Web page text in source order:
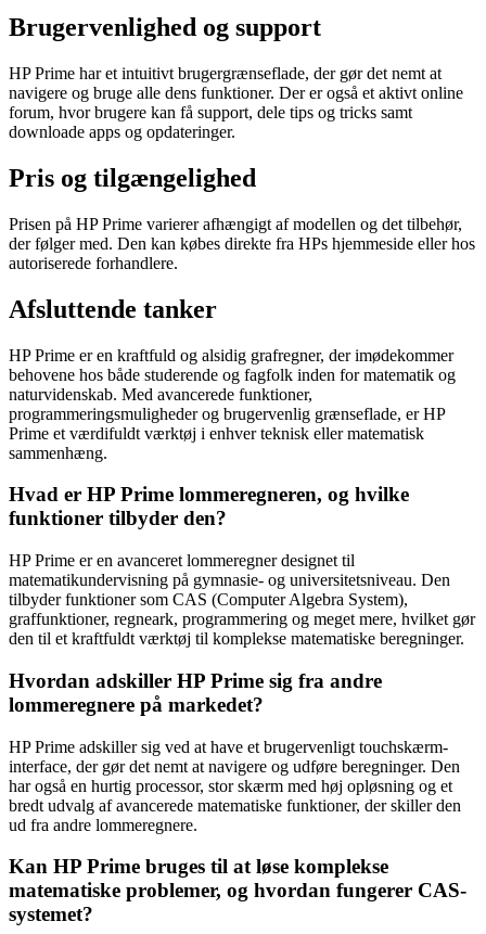
Brugervenlighed og support
HP Prime har et intuitivt brugergrænseflade, der gør det nemt at
navigere og bruge alle dens funktioner. Der er også et aktivt online
forum, hvor brugere kan få support, dele tips og tricks samt
downloade apps og opdateringer.
Pris og tilgængelighed
Prisen på HP Prime varierer afhængigt af modellen og det tilbehør,
der følger med. Den kan købes direkte fra HPs hjemmeside eller hos
autoriserede forhandlere.
Afsluttende tanker
HP Prime er en kraftfuld og alsidig grafregner, der imødekommer
behovene hos både studerende og fagfolk inden for matematik og
naturvidenskab. Med avancerede funktioner,
programmeringsmuligheder og brugervenlig grænseflade, er HP
Prime et værdifuldt værktøj i enhver teknisk eller matematisk
sammenhæng.
Hvad er HP Prime lommeregneren, og hvilke
funktioner tilbyder den?
HP Prime er en avanceret lommeregner designet til
matematikundervisning på gymnasie- og universitetsniveau. Den
tilbyder funktioner som CAS (Computer Algebra System),
graffunktioner, regneark, programmering og meget mere, hvilket gør
den til et kraftfuldt værktøj til komplekse matematiske beregninger.
Hvordan adskiller HP Prime sig fra andre
lommeregnere på markedet?
HP Prime adskiller sig ved at have et brugervenligt touchskærm-
interface, der gør det nemt at navigere og udføre beregninger. Den
har også en hurtig processor, stor skærm med høj opløsning og et
bredt udvalg af avancerede matematiske funktioner, der skiller den
ud fra andre lommeregnere.
Kan HP Prime bruges til at løse komplekse
matematiske problemer, og hvordan fungerer CAS-
systemet?